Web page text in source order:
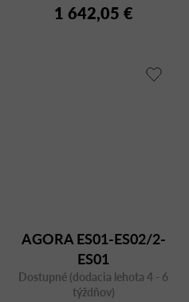
1 642,05 €
AGORA ES01-ES02/2-
ES01
Dostupné (dodacia lehota 4 - 6
týždňov)